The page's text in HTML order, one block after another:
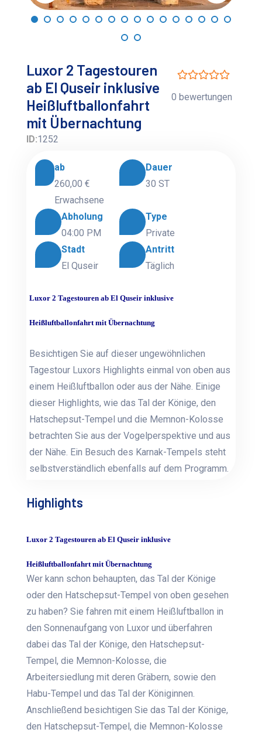
Luxor 2 Tagestouren
ab El Quseir inklusive
Heißluftballonfahrt
mit Übernachtung
ID:1252
0 bewertungen
ab
260,00 €
Erwachsene
Dauer
30 ST
Abholung
04:00 PM
Type
Private
Stadt
El Quseir
Antritt
Täglich
Luxor 2 Tagestouren ab El Quseir inklusive
Heißluftballonfahrt mit Übernachtung
Besichtigen Sie auf dieser ungewöhnlichen
Tagestour Luxors Highlights einmal von oben aus
einem Heißluftballon oder aus der Nähe. Einige
dieser Highlights, wie das Tal der Könige, den
Hatschepsut-Tempel und die Memnon-Kolosse
betrachten Sie aus der Vogelperspektive und aus
der Nähe. Ein Besuch des Karnak-Tempels steht
selbstverständlich ebenfalls auf dem Programm.
Highlights
Luxor 2 Tagestouren ab El Quseir inklusive
Heißluftballonfahrt mit Übernachtung
Wer kann schon behaupten, das Tal der Könige
oder den Hatschepsut-Tempel von oben gesehen
zu haben? Sie fahren mit einem Heißluftballon in
den Sonnenaufgang von Luxor und überfahren
dabei das Tal der Könige, den Hatschepsut-
Tempel, die Memnon-Kolosse, die
Arbeitersiedlung mit deren Gräbern, sowie den
Habu-Tempel und das Tal der Königinnen.
Anschließend besichtigen Sie das Tal der Könige,
den Hatschepsut-Tempel, die Memnon-Kolosse